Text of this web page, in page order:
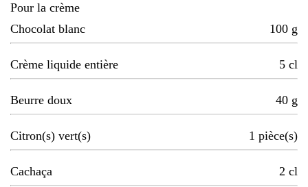
Pour la crème
Chocolat blanc
100 g
Crème liquide entière 5 cl
Beurre doux 40 g
Citron(s) vert(s) 1 pièce(s)
Cachaça 2 cl